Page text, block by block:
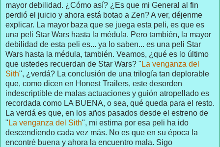
mayor debilidad. ¿Cómo así? ¿Es que mi General al fin
perdió el juicio y ahora está botao a Zen? A ver, déjenme
explicar. La mayor baza que se juega esta peli, es que es
una peli Star Wars hasta la médula. Pero también, la mayor
debilidad de esta peli es... ya lo saben... es una peli Star
Wars hasta la médula, también. Veamos, ¿qué es lo último
que ustedes recuerdan de Star Wars? " La venganza del
Sith", ¿verdá? La conclusión de una trilogía tan deplorable
que, como dicen en Honest Trailers, este desorden
indescriptible de malas actuaciones y guión atropellado es
recordada como LA BUENA, o sea, qué queda para el resto.
La verdá es que, en los años pasados desde el estreno de
" La venganza del Sith", mi estima por esa peli ha ido
descendiendo cada vez más. No es que en su época la
encontré buena y ahora la encuentro mala. Sigo